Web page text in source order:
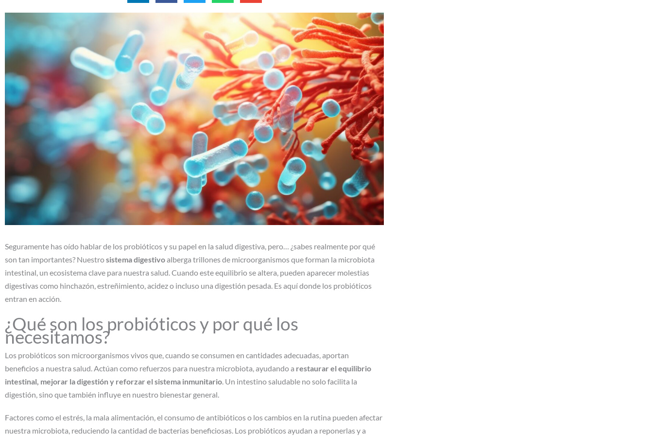
Seguramente has oído hablar de los probióticos y su papel en la salud digestiva, pero… ¿sabes realmente por qué
son tan importantes? Nuestrosistema digestivoalberga trillones de microorganismos que forman la microbiota
intestinal, un ecosistema clave para nuestra salud. Cuando este equilibrio se altera, pueden aparecer molestias
digestivas como hinchazón, estreñimiento, acidez o incluso una digestión pesada. Es aquí donde los probióticos
entran en acción.
¿Qué son los probióticos y por qué los
necesitamos?
Los probióticos son microorganismos vivos que, cuando se consumen en cantidades adecuadas, aportan
beneficios a nuestra salud. Actúan como refuerzos para nuestra microbiota, ayudando a restaurar el equilibrio
intestinal, mejorar la digestión y reforzar el sistema inmunitario. Un intestino saludable no solo facilita la
digestión, sino que también influye en nuestro bienestar general.
Factores como el estrés, la mala alimentación, el consumo de antibióticos o los cambios en la rutina pueden afectar
nuestra microbiota, reduciendo la cantidad de bacterias beneficiosas. Los probióticos ayudan a reponerlas y a